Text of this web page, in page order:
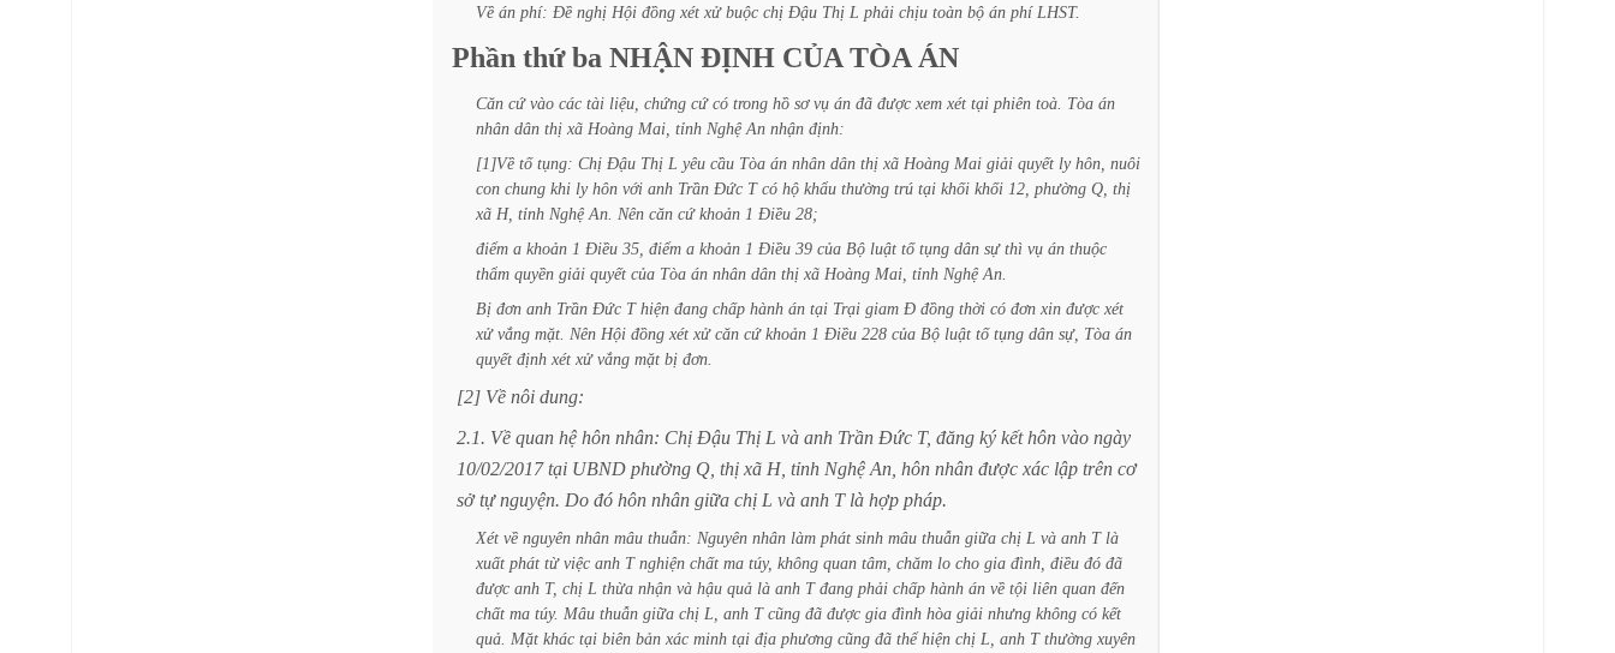
Về án phí: Đề nghị Hội đồng xét xử buộc chị Đậu Thị L phải chịu toàn bộ án phí LHST.
Phần thứ ba NHẬN ĐỊNH CỦA TÒA ÁN
Căn cứ vào các tài liệu, chứng cứ có trong hồ sơ vụ án đã được xem xét tại phiên toà. Tòa án
nhân dân thị xã Hoàng Mai, tỉnh Nghệ An nhận định:
[1]Về tố tụng: Chị Đậu Thị L yêu cầu Tòa án nhân dân thị xã Hoàng Mai giải quyết ly hôn, nuôi
con chung khi ly hôn với anh Trần Đức T có hộ khẩu thường trú tại khối khối 12, phường Q, thị
xã H, tỉnh Nghệ An. Nên căn cứ khoản 1 Điều 28;
điểm a khoản 1 Điều 35, điểm a khoản 1 Điều 39 của Bộ luật tố tụng dân sự thì vụ án thuộc
thẩm quyền giải quyết của Tòa án nhân dân thị xã Hoàng Mai, tỉnh Nghệ An.
Bị đơn anh Trần Đức T hiện đang chấp hành án tại Trại giam Đ đồng thời có đơn xin được xét
xử vắng mặt. Nên Hội đồng xét xử căn cứ khoản 1 Điều 228 của Bộ luật tố tụng dân sự, Tòa án
quyết định xét xử vắng mặt bị đơn.
[2] Về nôi dung:
2.1. Về quan hệ hôn nhân: Chị Đậu Thị L và anh Trần Đức T, đăng ký kết hôn vào ngày
10/02/2017 tại UBND phường Q, thị xã H, tỉnh Nghệ An, hôn nhân được xác lập trên cơ
sở tự nguyện. Do đó hôn nhân giữa chị L và anh T là hợp pháp.
Xét về nguyên nhân mâu thuẫn: Nguyên nhân làm phát sinh mâu thuẫn giữa chị L và anh T là
xuất phát từ việc anh T nghiện chất ma túy, không quan tâm, chăm lo cho gia đình, điều đó đã
được anh T, chị L thừa nhận và hậu quả là anh T đang phải chấp hành án về tội liên quan đến
chất ma túy. Mâu thuẫn giữa chị L, anh T cũng đã được gia đình hòa giải nhưng không có kết
quả. Mặt khác tại biên bản xác minh tại địa phương cũng đã thể hiện chị L, anh T thường xuyên